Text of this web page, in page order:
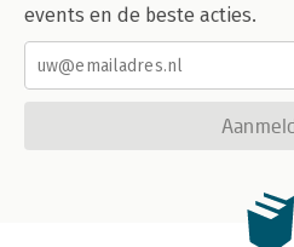
events en de beste acties.